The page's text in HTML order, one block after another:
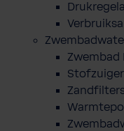
Zwembad